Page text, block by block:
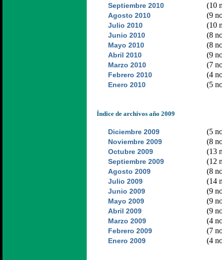
Septiembre 2010 (10
Agosto 2010 (9
Julio 2010 (10
Junio 2010 (8
Mayo 2010 (8
Abril 2010 (9
Marzo 2010 (7
Febrero 2010 (4
Enero 2010 (5
Índice de archivos año 2009
Diciembre 2009 (5
Noviembre 2009 (8
Octubre 2009 (13
Septiembre 2009 (12
Agosto 2009 (8
Julio 2009 (14
Junio 2009 (9
Mayo 2009 (9
Abril 2009 (9
Marzo 2009 (4
Febrero 2009 (7
Enero 2009 (4